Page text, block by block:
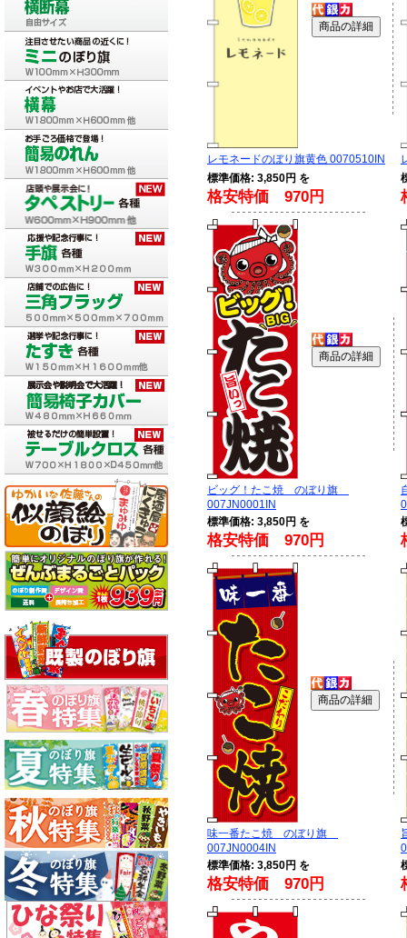
レモネードのぼり旗黄色 0070510IN
標準価格: 3,850円 を
格安特価 970円
ビッグ！たこ焼 のぼり旗
007JN0001IN
標準価格: 3,850円 を
格安特価 970円
味一番たこ焼 のぼり旗
007JN0004IN
標準価格: 3,850円 を
格安特価 970円